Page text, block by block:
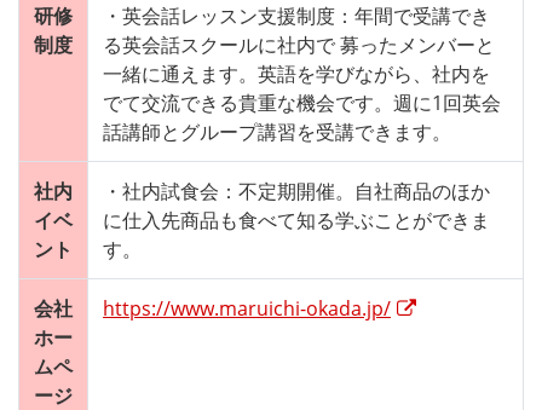
研修
制度
・英会話レッスン支援制度：年間で受講でき
る英会話スクールに社内で 募ったメンバーと
一緒に通えます。英語を学びながら、社内を
でて交流できる貴重な機会です。週に1回英会
話講師とグループ講習を受講できます。
社内
イベ
ント
・社内試食会：不定期開催。自社商品のほか
に仕入先商品も食べて知る学ぶことができま
す。
会社
ホー
ムペ
ージ
https://www.maruichi-okada.jp/